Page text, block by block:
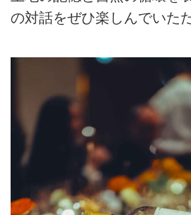
の対話をぜひ楽しんでいた